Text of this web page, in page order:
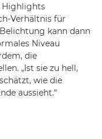
Highlights
Verhältnis für
kann dann
Niveau
die
„Ist sie zu hell,
wie die
aussieht.“